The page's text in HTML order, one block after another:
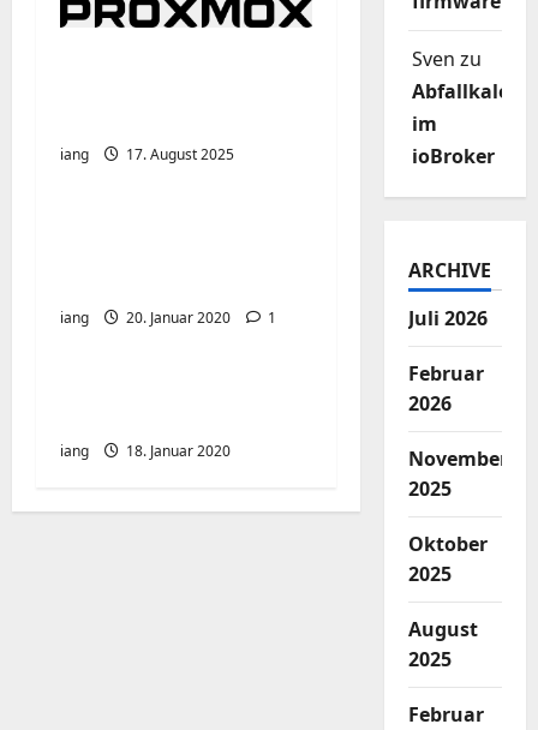
iang 17. August 2025
iang 20. Januar 2020 1
iang 18. Januar 2020
Sven zu
im
ioBroker
ARCHIVE
Juli 2026
Februar
2026
November
2025
Oktober
2025
August
2025
Februar